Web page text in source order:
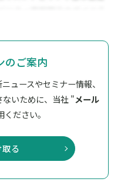
のご案内
ュースやセミナー情報、
いために、 当社 "メール
ださい。
る